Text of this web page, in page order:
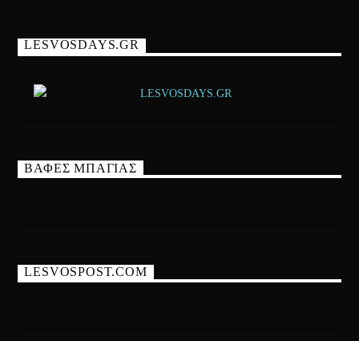
LESVOSDAYS.GR
ΒΑΦΕΣ ΜΠΑΓΙΑΣ
LESVOSPOST.COM